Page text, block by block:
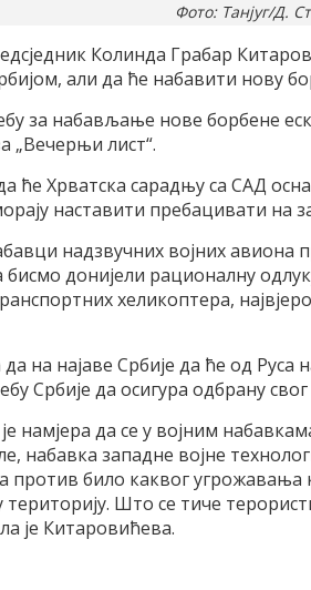
Фото: Танјуг/Д.
Колинда Грабар
али да ће набавити нову
за набављање нове борбене
„Вечерњи лист“.
ће Хрватска сарадњу са САД
наставити пребацивати на
надзвучних војних авиона
бисмо донијели рационалну
хеликоптера,
да на најаве Србије да ће од
Србије да осигура одбрану
намјера да се у војним
набавка западне војне
против било каквог угрожавања
територију. Што се тиче
је Китаровићева.